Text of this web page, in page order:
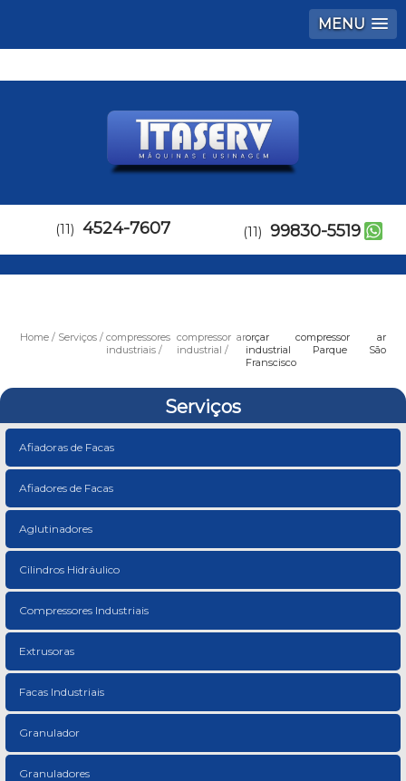
MENU
(11) 4524-7607 (11) 99830-5519
Home Serviços
compressores
industriais
compressor ar
industrial
orçar compressor ar
industrial Parque São
Franscisco
Serviços
Afiadoras de Facas
Afiadores de Facas
Aglutinadores
Cilindros Hidráulico
Compressores Industriais
Extrusoras
Facas Industriais
Granulador
Granuladores